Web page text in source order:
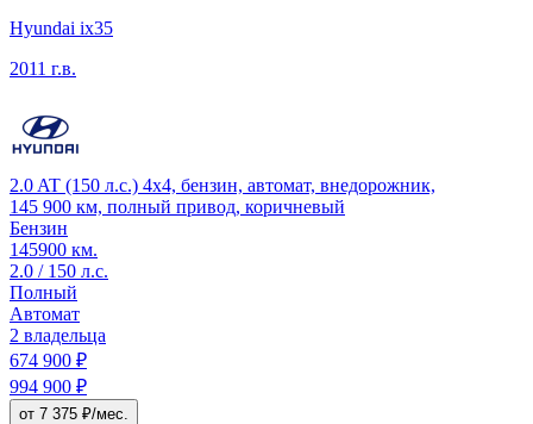
Hyundai ix35
2011 г.в.
2.0 AT (150 л.с.) 4x4, бензин, автомат, внедорожник,
145 900 км, полный привод, коричневый
Бензин
145900 км.
2.0 / 150 л.с.
Полный
Автомат
2 владельца
674 900 ₽
994 900 ₽
от 7 375 ₽/мес.